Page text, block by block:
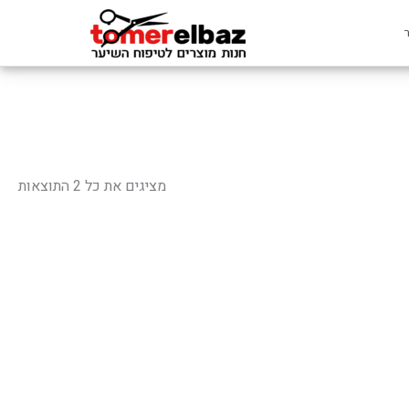
מציגים את כל ⁦2⁩ התוצאות